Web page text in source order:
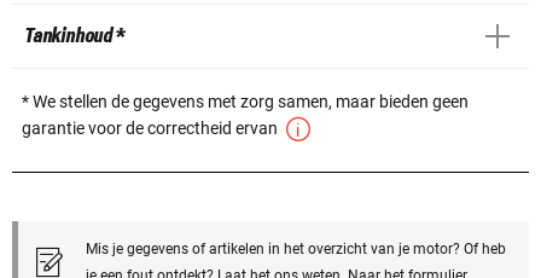
Tankinhoud *
* We stellen de gegevens met zorg samen, maar bieden geen
garantie voor de correctheid ervan
Mis je gegevens of artikelen in het overzicht van je motor? Of heb